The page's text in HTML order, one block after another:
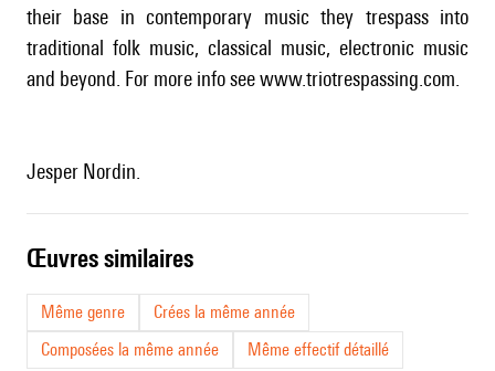
their base in contemporary music they trespass into
traditional folk music, classical music, electronic music
and beyond. For more info seewww.triotrespassing.com
Jesper Nordin.
œuvres similaires
Même genre
Crées la même année
Composées la même année
Même effectif détaillé